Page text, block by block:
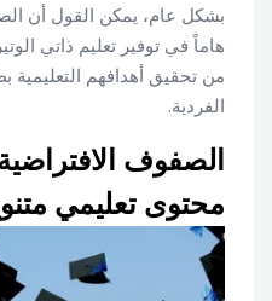
بشكل عام، يمكن القول أن
هاماً في توفير تعليم ذاتي
من تحقيق أهدافهم التعليمية
الفردية.
الصفوف
محتوى تعليمي